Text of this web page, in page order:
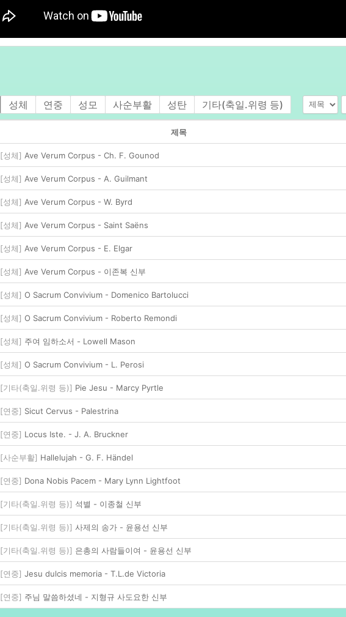
성체 연중 성모 사순부활 성탄 기타(축일.위령 등)
제목
[성체] Ave Verum Corpus - Ch. F. Gounod
[성체] Ave Verum Corpus - A. Guilmant
[성체] Ave Verum Corpus - W. Byrd
[성체] Ave Verum Corpus - Saint Saëns
[성체] Ave Verum Corpus - E. Elgar
[성체] Ave Verum Corpus - 이존복 신부
[성체] O Sacrum Convivium - Domenico Bartolucci
[성체] O Sacrum Convivium - Roberto Remondi
[성체] 주여 임하소서 - Lowell Mason
[성체] O Sacrum Convivium - L. Perosi
[기타(축일.위령 등)] Pie Jesu - Marcy Pyrtle
[연중] Sicut Cervus - Palestrina
[연중] Locus Iste. - J. A. Bruckner
[사순부활] Hallelujah - G. F. Händel
[연중] Dona Nobis Pacem - Mary Lynn Lightfoot
[기타(축일.위령 등)] 석별 - 이종철 신부
[기타(축일.위령 등)] 사제의 송가 - 윤용선 신부
[기타(축일.위령 등)] 은총의 사람들이여 - 윤용선 신부
[연중] Jesu dulcis memoria - T.L.de Victoria
[연중] 주님 말씀하셨네 - 지형규 사도요한 신부